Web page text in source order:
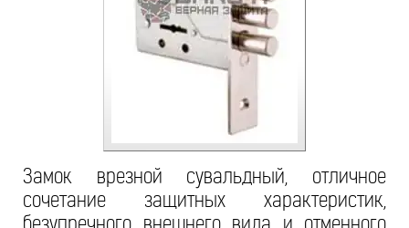
Замок врезной сувальдный, отличное
сочетание защитных характеристик,